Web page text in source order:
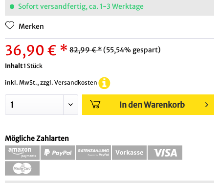
Sofort versandfertig, ca. 1-3 Werktage
Merken
36,90 € * 82,99 € *(55,54% gespart)
Inhalt1 Stück
inkl. MwSt., zzgl. Versandkosten
In den Warenkorb
Mögliche Zahlarten